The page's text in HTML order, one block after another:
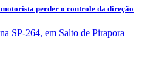
perder o controle da direção